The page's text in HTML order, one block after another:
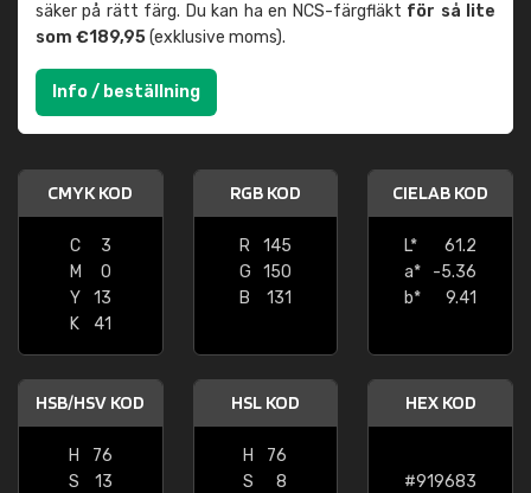
säker på rätt färg. Du kan ha en NCS-färgfläkt för så lite
som €189,95(exklusive moms).
Info / beställning
CMYK KOD
C
3
M
0
Y
13
K
41
RGB KOD
R
145
G
150
B
131
CIELAB KOD
L*
61.2
a*
-5.36
b*
9.41
HSB/HSV KOD
H
76
S
13
HSL KOD
H
76
S
8
HEX KOD
#919683